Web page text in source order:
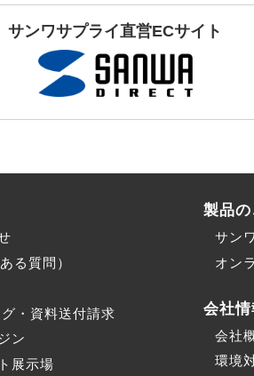
サンワサプライ直営ECサイト
る質問）
・資料送付請求
ン
展示場
製品の
サン
オン
会社情
会社
環境